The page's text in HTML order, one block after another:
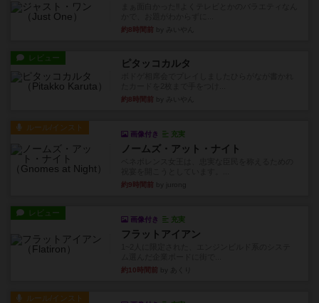
約8時間前
レビュー ピタッコカルタ
約8時間前
ルール/インスト
画像付き 充実
ノームズ・アット・ナイト
約9時間前
レビュー
画像付き 充実
フラットアイアン
約10時間前
ルール/インスト